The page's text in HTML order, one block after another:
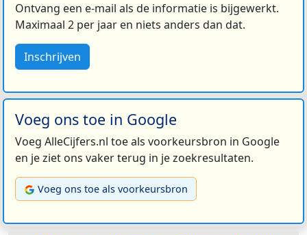
Ontvang een e-mail als de informatie is bijgewerkt.
Maximaal 2 per jaar en niets anders dan dat.
Inschrijven
Voeg ons toe in Google
Voeg AlleCijfers.nl toe als voorkeursbron in Google
en je ziet ons vaker terug in je zoekresultaten.
Voeg ons toe als voorkeursbron